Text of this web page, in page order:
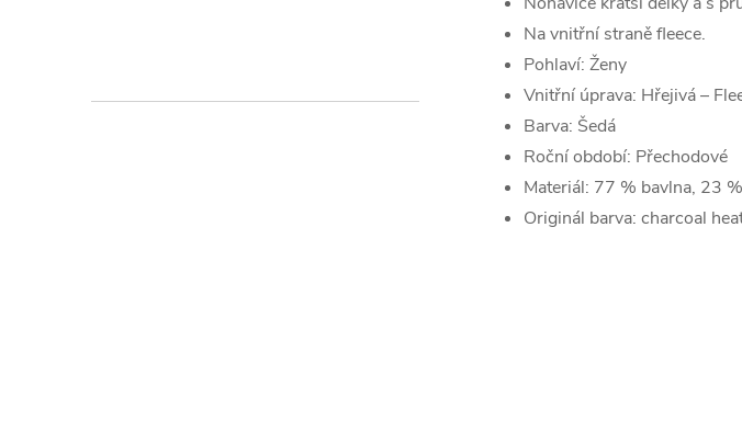
Na vnitřní straně fleece.
Pohlaví: Ženy
Vnitřní úprava: Hřejivá –
Barva: Šedá
Roční období: Přechodové
Materiál: 77 % bavlna, 23
Originál barva: charcoal